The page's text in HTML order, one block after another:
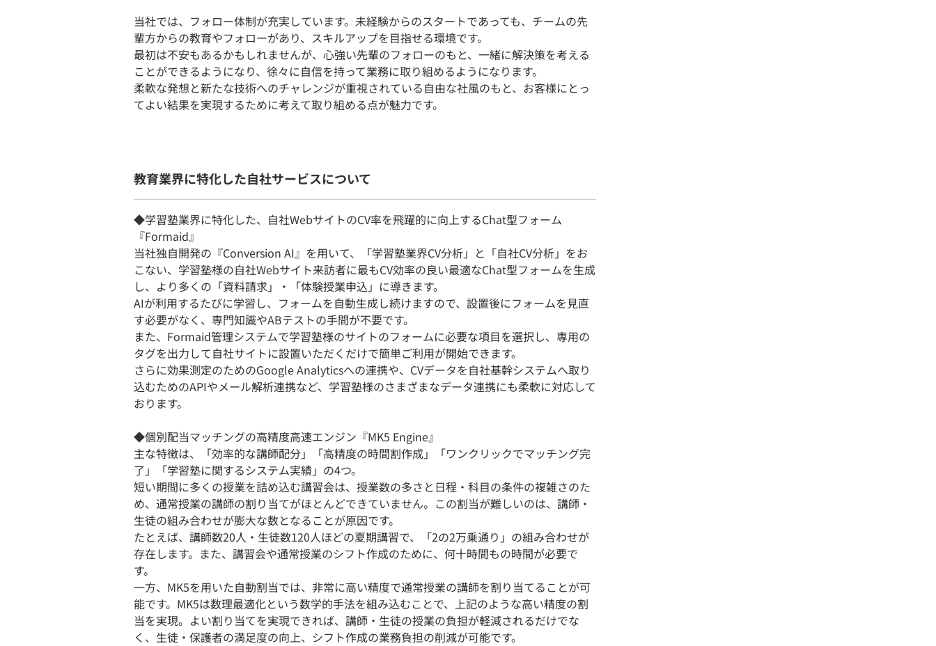
当社では、フォロー体制が充実しています。未経験からのスタートであっても、チームの先
輩方からの教育やフォローがあり、スキルアップを目指せる環境です。
最初は不安もあるかもしれませんが、心強い先輩のフォローのもと、一緒に解決策を考える
ことができるようになり、徐々に自信を持って業務に取り組めるようになります。
柔軟な発想と新たな技術へのチャレンジが重視されている自由な社風のもと、お客様にとっ
てよい結果を実現するために考えて取り組める点が魅力です。
教育業界に特化した自社サービスについて
◆学習塾業界に特化した、自社WebサイトのCV率を飛躍的に向上するChat型フォーム
『Formaid』
当社独自開発の『Conversion AI』を用いて、「学習塾業界CV分析」と「自社CV分析」をお
こない、学習塾様の自社Webサイト来訪者に最もCV効率の良い最適なChat型フォームを生成
し、より多くの「資料請求」・「体験授業申込」に導きます。
AIが利用するたびに学習し、フォームを自動生成し続けますので、設置後にフォームを見直
す必要がなく、専門知識やABテストの手間が不要です。
また、Formaid管理システムで学習塾様のサイトのフォームに必要な項目を選択し、専用の
タグを出力して自社サイトに設置いただくだけで簡単ご利用が開始できます。
さらに効果測定のためのGoogle Analyticsへの連携や、CVデータを自社基幹システムへ取り
込むためのAPIやメール解析連携など、学習塾様のさまざまなデータ連携にも柔軟に対応して
おります。
◆個別配当マッチングの高精度高速エンジン『MK5 Engine』
主な特徴は、「効率的な講師配分」「高精度の時間割作成」「ワンクリックでマッチング完
了」「学習塾に関するシステム実績」の4つ。
短い期間に多くの授業を詰め込む講習会は、授業数の多さと日程・科目の条件の複雑さのた
め、通常授業の講師の割り当てがほとんどできていません。この割当が難しいのは、講師・
生徒の組み合わせが膨大な数となることが原因です。
たとえば、講師数20人・生徒数120人ほどの夏期講習で、「2の2万乗通り」の組み合わせが
存在します。また、講習会や通常授業のシフト作成のために、何十時間もの時間が必要で
す。
一方、MK5を用いた自動割当では、非常に高い精度で通常授業の講師を割り当てることが可
能です。MK5は数理最適化という数学的手法を組み込むことで、上記のような高い精度の割
当を実現。よい割り当てを実現できれば、講師・生徒の授業の負担が軽減されるだけでな
く、生徒・保護者の満足度の向上、シフト作成の業務負担の削減が可能です。